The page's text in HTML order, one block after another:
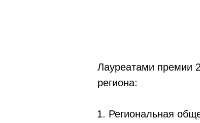
Лауреатами премии
региона:
Региональная